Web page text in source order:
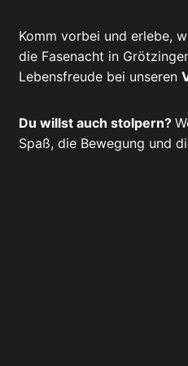
Komm vorbei und erlebe,
die Fasenacht in
Lebensfreude bei unseren
Du willst auch stolpern?
Spaß, die Bewegung und